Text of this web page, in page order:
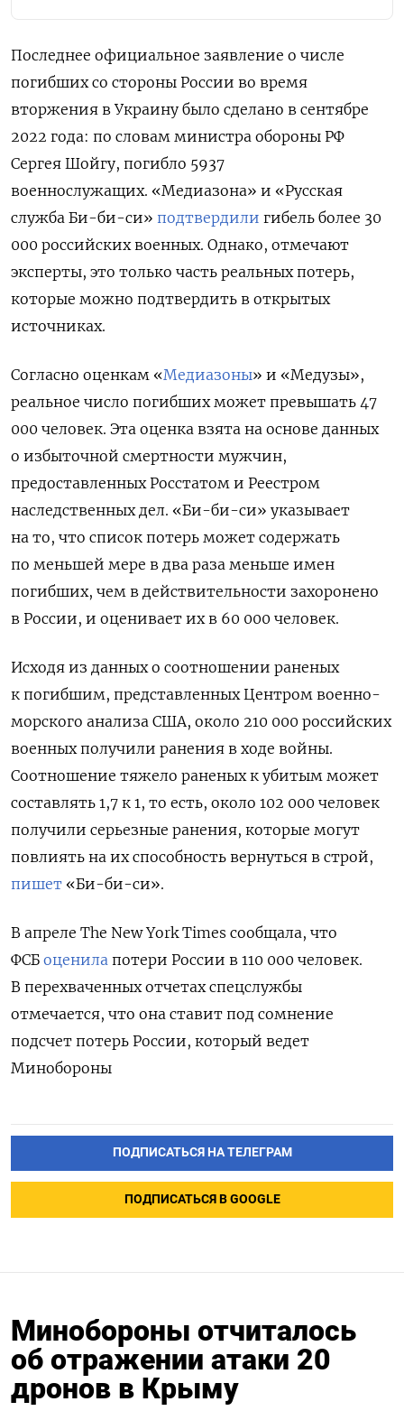
Последнее официальное заявление о числе
погибших со стороны России во время
вторжения в Украину было сделано в сентябре
2022 года: по словам министра обороны РФ
Сергея Шойгу, погибло 5937
военнослужащих. «Медиазона» и «Русская
служба Би-би-си» подтвердили гибель более 30
000 российских военных. Однако, отмечают
эксперты, это только часть реальных потерь,
которые можно подтвердить в открытых
источниках.
Согласно оценкам «Медиазоны» и «Медузы»,
реальное число погибших может превышать 47
000 человек. Эта оценка взята на основе данных
о избыточной смертности мужчин,
предоставленных Росстатом и Реестром
наследственных дел. «Би-би-си» указывает
на то, что список потерь может содержать
по меньшей мере в два раза меньше имен
погибших, чем в действительности захоронено
в России, и оценивает их в 60 000 человек.
Исходя из данных о соотношении раненых
к погибшим, представленных Центром военно-
морского анализа США, около 210 000 российских
военных получили ранения в ходе войны.
Соотношение тяжело раненых к убитым может
составлять 1,7 к 1, то есть, около 102 000 человек
получили серьезные ранения, которые могут
повлиять на их способность вернуться в строй,
пишет «Би-би-си».
В апреле The New York Times сообщала, что
ФСБ оценила потери России в 110 000 человек.
В перехваченных отчетах спецслужбы
отмечается, что она ставит под сомнение
подсчет потерь России, который ведет
Минобороны
ПОДПИСАТЬСЯ НА ТЕЛЕГРАМ
ПОДПИСАТЬСЯ В GOOGLE
Минобороны отчиталось
об отражении атаки 20
дронов в Крыму